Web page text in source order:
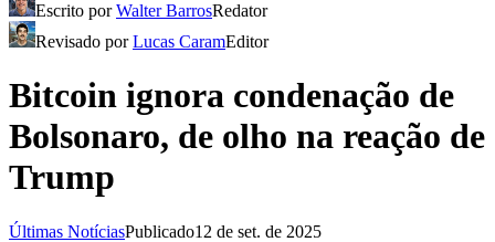
Escrito porWalter BarrosRedator
Revisado porLucas CaramEditor
Bitcoin ignora condenação de
Bolsonaro, de olho na reação de
Trump
Últimas NotíciasPublicado12 de set. de 2025